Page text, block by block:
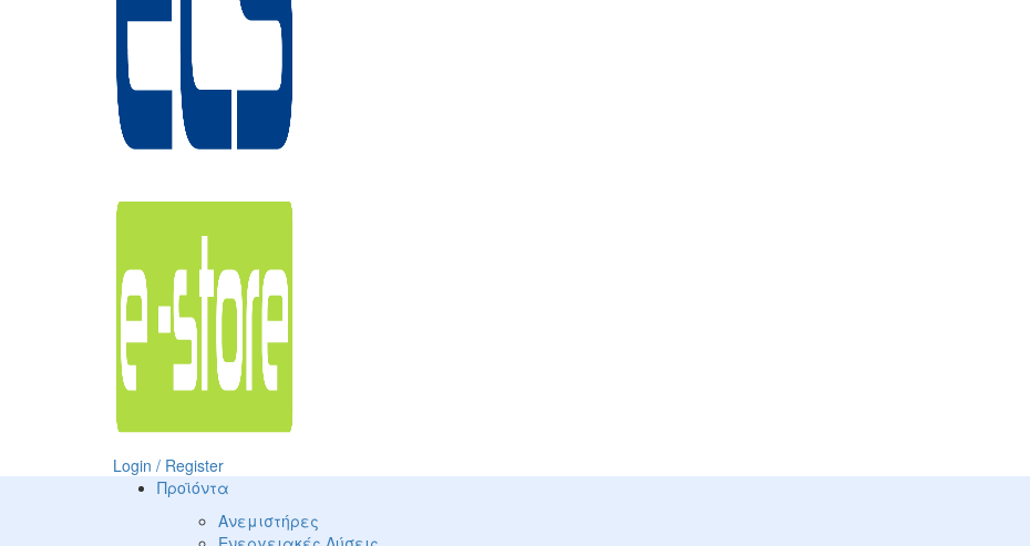
Login / Register
Προϊόντα
Ανεμιστήρες